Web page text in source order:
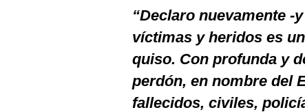
“Declaro nuevamente -
víctimas y heridos es
quiso. Con profunda y
perdón, en nombre del
fallecidos, civiles,